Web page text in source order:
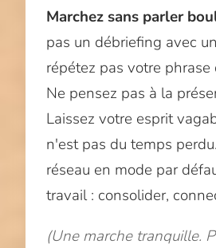
Marchez sans parler
pas un débriefing avec
répétez pas votre
Ne pensez pas à la
Laissez votre esprit
n'est pas du temps
réseau en mode par
travail : consolider,
(Une marche tranquille.